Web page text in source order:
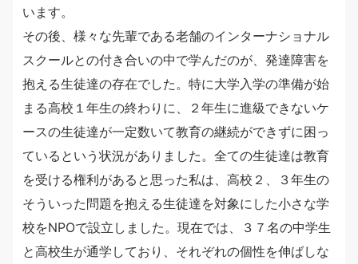
います。
その後、様々な先輩である老舗のインターナショナル
スクールとの付き合いの中で学んだのが、発達障害を
抱える生徒達の存在でした。特に大学入学の準備が始
まる高校１年生の終わりに、２年生に進級できないケ
ースの生徒達が一定数いて教育の継続ができずに困っ
ているという状況がありました。全ての生徒達は教育
を受ける権利があると思った私は、高校２、３年生の
そういった問題を抱える生徒達を対象にした小さな学
校をNPOで設立しました。現在では、３７名の中学生
と高校生が通学しており、それぞれの個性を伸ばしな